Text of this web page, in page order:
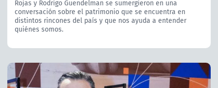
Rojas y Rodrigo Guendelman se sumergieron en una
conversación sobre el patrimonio que se encuentra en
distintos rincones del país y que nos ayuda a entender
quiénes somos.